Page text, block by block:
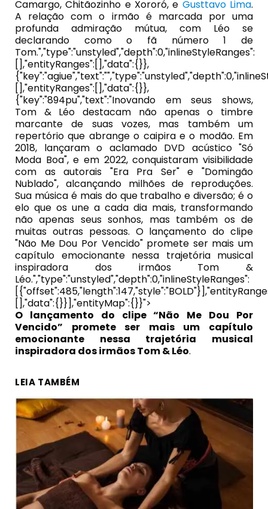
Camargo, Chitãozinho e Xororó, e Gusttavo Lima.
A relação com o irmão é marcada por uma
profunda admiração mútua, com Léo se
declarando como o fã número 1 de
Tom.","type":"unstyled","depth":0,"inlineStyleRanges":
[],"entityRanges":[],"data":{}},
[],"entityRanges":[],"data":{}},
{"key":"894pu","text":"Inovando em seus shows,
Tom & Léo destacam não apenas o timbre
marcante de suas vozes, mas também um
repertório que abrange o caipira e o modão. Em
2018, lançaram o aclamado DVD acústico "Só
Moda Boa", e em 2022, conquistaram visibilidade
com as autorais "Era Pra Ser" e "Domingão
Nublado", alcançando milhões de reproduções.
Sua música é mais do que trabalho e diversão; é o
elo que os une a cada dia mais, transformando
não apenas seus sonhos, mas também os de
muitas outras pessoas. O lançamento do clipe
"Não Me Dou Por Vencido" promete ser mais um
capítulo emocionante nessa trajetória musical
inspiradora dos irmãos Tom &
Léo.","type":"unstyled","depth":0,"inlineStyleRanges":
[],"data":{}}],"entityMap":{}}">
O lançamento do clipe “Não Me Dou Por
Vencido” promete ser mais um capítulo
emocionante nessa trajetória musical
inspiradora dos irmãos Tom & Léo.
LEIA TAMBÉM